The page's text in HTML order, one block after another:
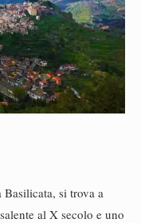
si trova a
al X secolo e uno